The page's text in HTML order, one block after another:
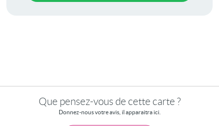
Que pensez-vous de cette carte ?
Donnez-nous votre avis, il apparaitra ici.